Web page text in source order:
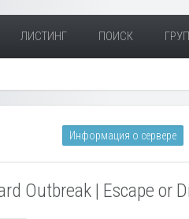
ЛИСТИНГ ПОИСК
Информация о сервере
Outbreak | Escape or